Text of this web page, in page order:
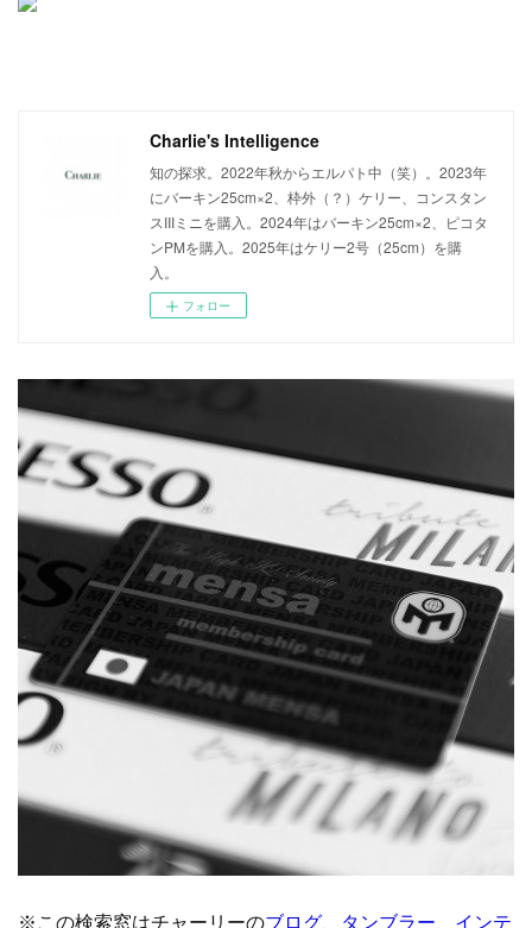
Charlie's Intelligence
知の探求。2022年秋からエルパト中（笑）。2023年
にバーキン25cm×2、枠外（？）ケリー、コンスタン
スIIIミニを購入。2024年はバーキン25cm×2、ピコタ
ンPMを購入。2025年はケリー2号（25cm）を購
入。
フォロー